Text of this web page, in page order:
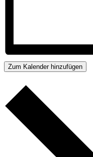
Zum Kalender hinzufügen